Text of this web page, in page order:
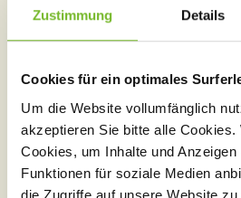
Zustimmung Details
Cookies für ein optimales
Um die Website vollumfänglich
akzeptieren Sie bitte alle Cookies.
Cookies, um Inhalte und
Funktionen für soziale Medien
die Zugriffe auf unsere Website zu